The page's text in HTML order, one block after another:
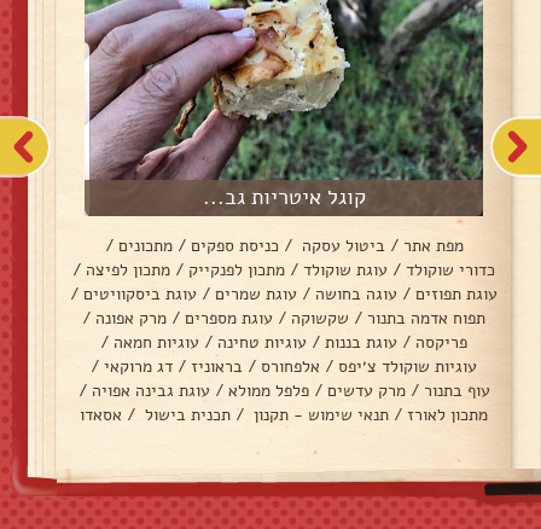
קוגל איטריות גב...
מפת אתר / ביטול עסקה / כניסת ספקים / מתכונים /
כדורי שוקולד / עוגת שוקולד / מתכון לפנקייק / מתכון לפיצה /
עוגת תפוזים / עוגה בחושה / עוגת שמרים / עוגת ביסקוויטים /
תפוח אדמה בתנור / שקשוקה / עוגת מספרים / מרק אפונה /
פריקסה / עוגת בננות / עוגיות טחינה / עוגיות חמאה /
עוגיות שוקולד צ׳יפס / אלפחורס / בראוניז / דג מרוקאי /
עוף בתנור / מרק עדשים / פלפל ממולא / עוגת גבינה אפויה /
מתכון לאורז / תנאי שימוש - תקנון / תכנית בישול / אסאדו